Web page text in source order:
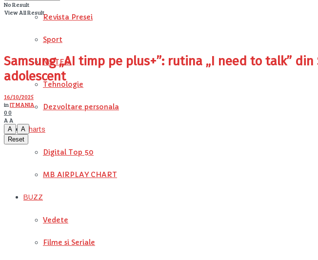
Revista Presei
Sport
METEO
Tehnologie
Dezvoltare personala
Charts
Digital Top 50
MB AIRPLAY CHART
BUZZ
Vedete
Filme si Seriale
No Result
View All Result
Samsung „AI timp pe plus+”: rutina „I need to talk”
adolescent
16/10/2025
inIT MANIA
00
A A
A
A
Reset